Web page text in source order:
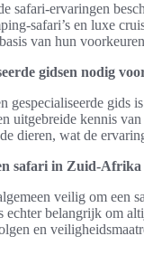
safari-ervaringen
safari’s en luxe
van hun
gidsen nodig
gespecialiseerde gids
uitgebreide kennis
dieren, wat de
safari in Zuid-Afrika
veilig om een
belangrijk om
en